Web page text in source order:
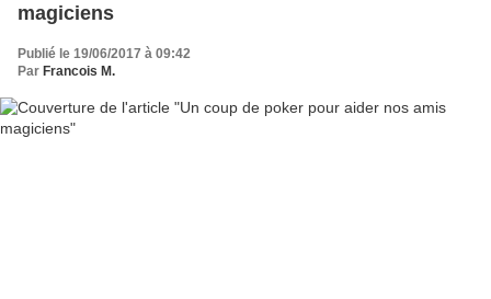
magiciens
Publié le 19/06/2017 à 09:42
Par Francois M.